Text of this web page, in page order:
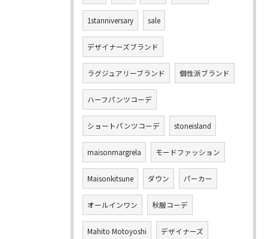
1stanniversary sale
デザイナーズブランド
ラグジュアリーブランド 個性派ブランド
ハーフパンツコーデ
ショートパンツコーデ stoneisland
maisonmargrela モードファッション
Maisonkitsune ダウン パーカー
オールインワン 秋服コーデ
Mahito Motoyoshi デザイナーズ